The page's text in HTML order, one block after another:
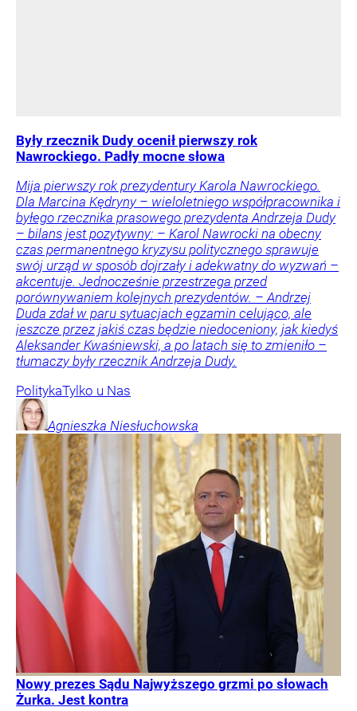
Były rzecznik Dudy ocenił pierwszy rok
Nawrockiego. Padły mocne słowa
Mija pierwszy rok prezydentury Karola Nawrockiego.
Dla Marcina Kędryny – wieloletniego współpracownika i
byłego rzecznika prasowego prezydenta Andrzeja Dudy
– bilans jest pozytywny: – Karol Nawrocki na obecny
czas permanentnego kryzysu politycznego sprawuje
swój urząd w sposób dojrzały i adekwatny do wyzwań –
akcentuje. Jednocześnie przestrzega przed
porównywaniem kolejnych prezydentów. – Andrzej
Duda zdał w paru sytuacjach egzamin celująco, ale
jeszcze przez jakiś czas będzie niedoceniony, jak kiedyś
Aleksander Kwaśniewski, a po latach się to zmieniło –
tłumaczy były rzecznik Andrzeja Dudy.
PolitykaTylko u Nas
Agnieszka Niesłuchowska
Nowy prezes Sądu Najwyższego grzmi po słowach
Żurka. Jest kontra